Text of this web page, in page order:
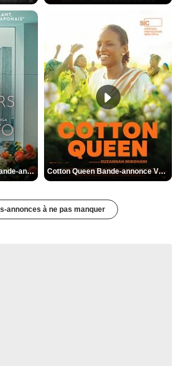
Des Fleurs pour Tokyo Bande-annonce VO STFR Cotton Queen Bande-annonce VO STFR
annonces à ne pas manquer